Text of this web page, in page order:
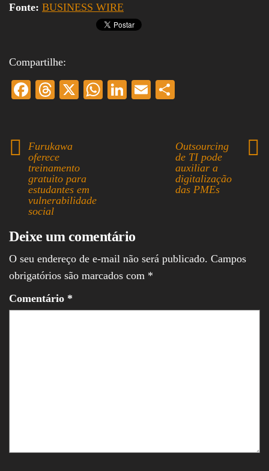
Fonte: BUSINESS WIRE
Compartilhe:
Fa
ok
T
ds
X
W
Li
E
Furukawa
oferece
treinamento
gratuito para
estudantes em
vulnerabilidade
social
Outsourcing
de TI pode
auxiliar a
digitalização
das PMEs
Deixe um comentário
O seu endereço de e-mail não será publicado. Campos
obrigatórios são marcados com *
Comentário *